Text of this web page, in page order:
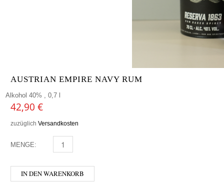
AUSTRIAN EMPIRE NAVY RUM
Alkohol 40% , 0,7 l
42,90 €
zuzüglich Versandkosten
MENGE: AUSTRIAN EMPIRE NAVY RUM MENGE
IN DEN WARENKORB